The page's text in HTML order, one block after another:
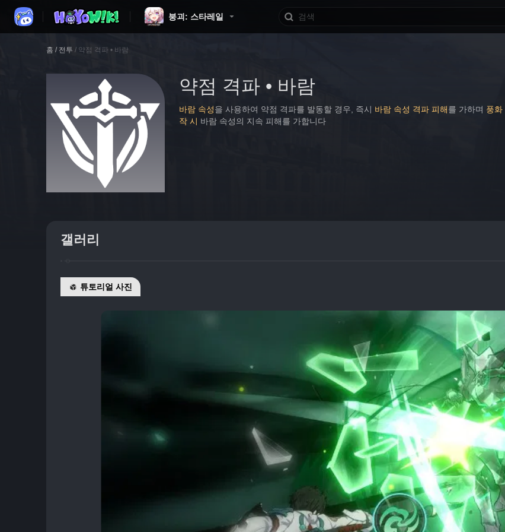
붕괴: 스타레일
홈 / 전투 / 약점 격파 • 바람
약점 격파 • 바람
바람 속성을 사용하여 약점 격파를 발동할 경우, 즉시 바람 속성 격파 피해를 가하며 풍화
작 시 바람 속성의 지속 피해를 가합니다
갤러리
튜토리얼 사진